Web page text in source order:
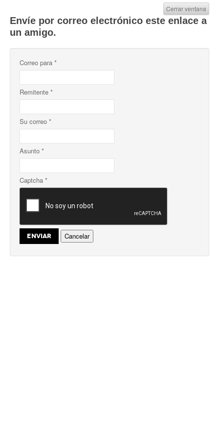
Envíe por correo electrónico este enlace a
un amigo.
Cerrar ventana
Correo para *
Remitente *
Su correo *
Asunto *
Captcha *
ENVIAR Cancelar